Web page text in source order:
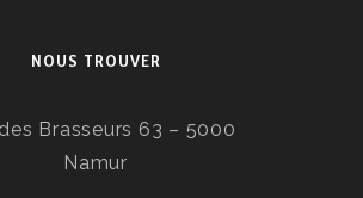
NOUS TROUVER
Brasseurs 63 – 5000
Namur